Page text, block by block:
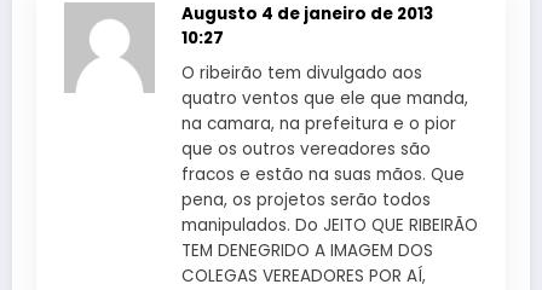
Augusto 4 de janeiro de 2013
10:27
O ribeirão tem divulgado aos
quatro ventos que ele que manda,
na camara, na prefeitura e o pior
que os outros vereadores são
fracos e estão na suas mãos. Que
pena, os projetos serão todos
manipulados. Do JEITO QUE RIBEIRÃO
TEM DENEGRIDO A IMAGEM DOS
COLEGAS VEREADORES POR AÍ,